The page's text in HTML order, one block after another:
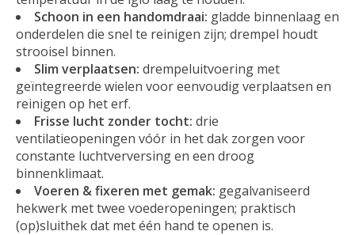
Schoon in een handomdraai: gladde binnenlaag en
onderdelen die snel te reinigen zijn; drempel houdt
strooisel binnen.
Slim verplaatsen: drempeluitvoering met
geïntegreerde wielen voor eenvoudig verplaatsen en
reinigen op het erf.
Frisse lucht zonder tocht: drie
ventilatieopeningen vóór in het dak zorgen voor
constante luchtverversing en een droog
binnenklimaat.
Voeren & fixeren met gemak: gegalvaniseerd
hekwerk met twee voederopeningen; praktisch
(op)sluithek dat met één hand te openen is.